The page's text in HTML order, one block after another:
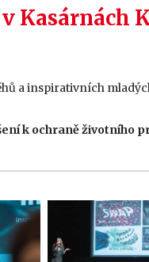
Kasárnách
a inspirativních
k ochraně životního